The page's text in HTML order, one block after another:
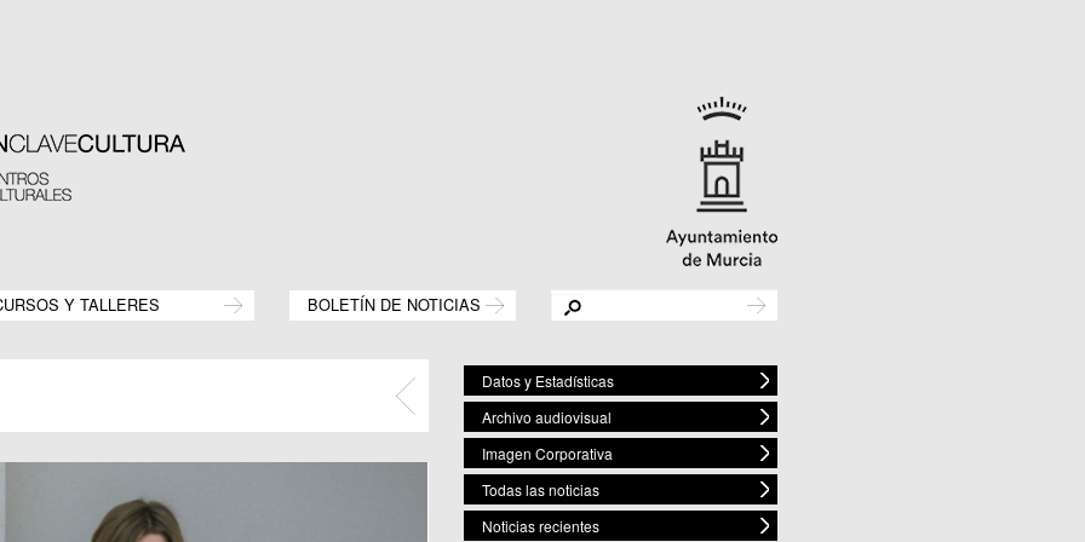
Y TALLERES BOLETÍN DE NOTICIAS
Datos y Estadísticas
Archivo audiovisual
Imagen Corporativa
Todas las noticias
Noticias recientes